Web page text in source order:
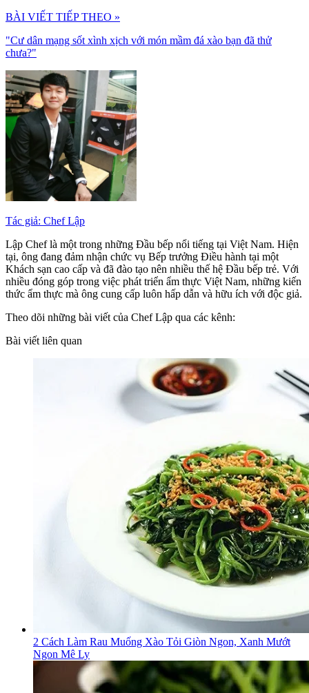
BÀI VIẾT TIẾP THEO »
"Cư dân mạng sốt xình xịch với món mầm đá xào bạn đã thử
chưa?"
Tác giả: Chef Lập
Lập Chef là một trong những Đầu bếp nổi tiếng tại Việt Nam. Hiện
tại, ông đang đảm nhận chức vụ Bếp trưởng Điều hành tại một
Khách sạn cao cấp và đã đào tạo nên nhiều thế hệ Đầu bếp trẻ. Với
nhiều đóng góp trong việc phát triển ẩm thực Việt Nam, những kiến
thức ẩm thực mà ông cung cấp luôn hấp dẫn và hữu ích với độc giả.
Theo dõi những bài viết của Chef Lập qua các kênh:
Bài viết liên quan
2 Cách Làm Rau Muống Xào Tỏi Giòn Ngon, Xanh Mướt
Ngon Mê Ly